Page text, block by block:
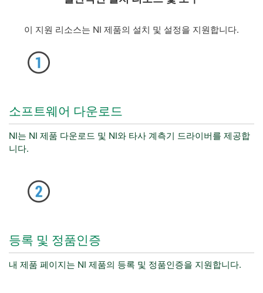
이 지원 리소스는 NI 제품의 설치 및 설정을 지원합니다.
소프트웨어 다운로드
NI는 NI 제품 다운로드 및 NI와 타사 계측기 드라이버를 제공합
니다.
등록 및 정품인증
내 제품 페이지는 NI 제품의 등록 및 정품인증을 지원합니다.